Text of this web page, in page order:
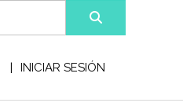
INICIAR SESIÓN